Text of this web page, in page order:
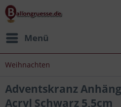
Menü
Weihnachten
Adventskranz
Acryl Schwarz 5,5cm